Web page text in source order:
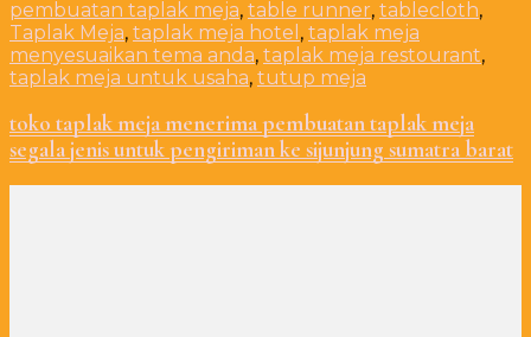
pembuatan taplak meja, table runner, tablecloth,
Taplak Meja, taplak meja hotel , taplak meja
menyesuaikan tema anda, taplak meja restourant,
taplak meja untuk usaha, tutup meja
toko taplak meja menerima pembuatan taplak meja
segala jenis untuk pengiriman ke sijunjung sumatra barat